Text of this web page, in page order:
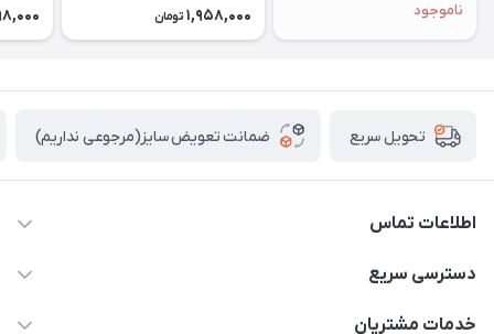
ناموجود 1,958,000 تومان
تحویل سریع ضمانت تعویض سایز(مرجوعی نداریم)
اطلاعات تماس
09912904806
دسترسی سریع
حساب کاربری
خدمات مشتریان